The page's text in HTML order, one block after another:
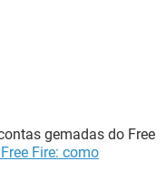
gemadas do Free
Fire: como